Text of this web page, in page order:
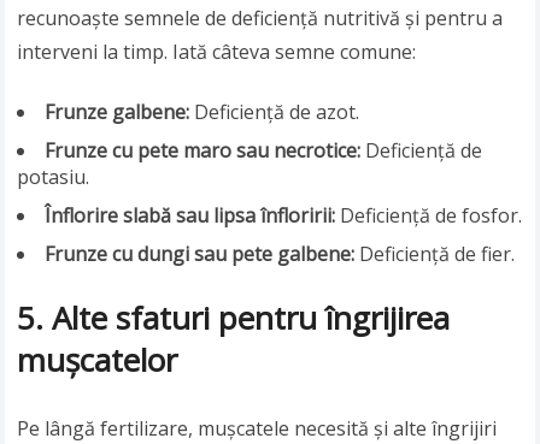
recunoaște semnele de deficiență nutritivă și pentru a
interveni la timp. Iată câteva semne comune:
Frunze galbene: Deficiență de azot.
Frunze cu pete maro sau necrotice: Deficiență de
potasiu.
Înflorire slabă sau lipsa înfloririi: Deficiență de fosfor.
Frunze cu dungi sau pete galbene: Deficiență de fier.
5. Alte sfaturi pentru îngrijirea
mușcatelor
Pe lângă fertilizare, mușcatele necesită și alte îngrijiri